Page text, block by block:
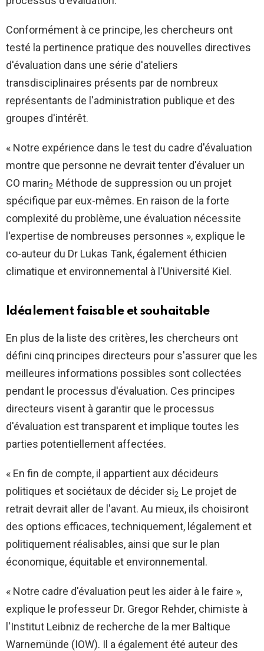
Conformément à ce principe, les chercheurs ont
testé la pertinence pratique des nouvelles directives
d'évaluation dans une série d'ateliers
transdisciplinaires présents par de nombreux
représentants de l'administration publique et des
groupes d'intérêt.
« Notre expérience dans le test du cadre d'évaluation
montre que personne ne devrait tenter d'évaluer un
CO marin2 Méthode de suppression ou un projet
spécifique par eux-mêmes. En raison de la forte
complexité du problème, une évaluation nécessite
l'expertise de nombreuses personnes », explique le
co-auteur du Dr Lukas Tank, également éthicien
climatique et environnemental à l'Université Kiel.
Idéalement faisable et souhaitable
En plus de la liste des critères, les chercheurs ont
défini cinq principes directeurs pour s'assurer que les
meilleures informations possibles sont collectées
pendant le processus d'évaluation. Ces principes
directeurs visent à garantir que le processus
d'évaluation est transparent et implique toutes les
parties potentiellement affectées.
« En fin de compte, il appartient aux décideurs
politiques et sociétaux de décider si2 Le projet de
retrait devrait aller de l'avant. Au mieux, ils choisiront
des options efficaces, techniquement, légalement et
politiquement réalisables, ainsi que sur le plan
économique, équitable et environnemental.
« Notre cadre d'évaluation peut les aider à le faire »,
explique le professeur Dr. Gregor Rehder, chimiste à
l'Institut Leibniz de recherche de la mer Baltique
Warnemünde (IOW). Il a également été auteur des